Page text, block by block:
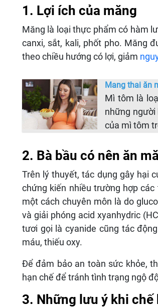
1. Lợi ích của măng
Măng là loại thực phẩm có hàm
canxi, sắt, kali, phốt pho. Măng
theo chiều hướng có lợi, giảm
Mang thai ăn
Mì tôm là
những người
của mì tôm
2. Bà bầu có nên ăn
Trên lý thuyết, tác dụng gây hại
chứng kiến nhiều trường hợp
một cách chuyên môn là do
và giải phóng acid xyanhydric
tươi gọi là cyanide cũng tác
máu, thiếu oxy.
Để đảm bảo an toàn sức khỏe,
hạn chế để tránh tình trạng ngộ
3. Những lưu ý khi chế